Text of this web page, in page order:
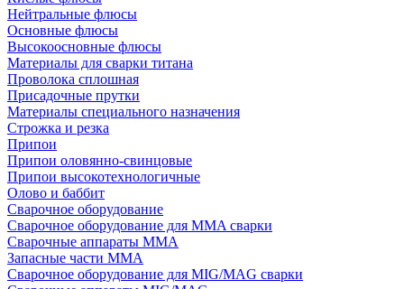
Нейтральные флюсы
Основные флюсы
Высокоосновные флюсы
Материалы для сварки титана
Проволока сплошная
Присадочные прутки
Материалы специального назначения
Строжка и резка
Припои
Припои оловянно-свинцовые
Припои высокотехнологичные
Олово и баббит
Сварочное оборудование
Сварочное оборудование для MMA сварки
Сварочные аппараты MMA
Запасные части MMA
Сварочное оборудование для MIG/MAG сварки